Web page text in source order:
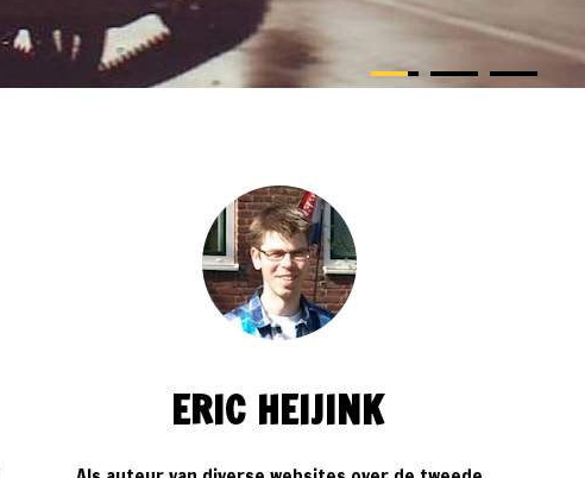
ERIC HEIJINK